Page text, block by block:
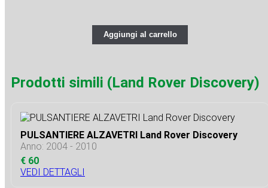
Aggiungi al carrello
Prodotti simili (Land Rover Discovery)
PULSANTIERE ALZAVETRI Land Rover Discovery
Anno: 2004 - 2010
€ 60
VEDI DETTAGLI